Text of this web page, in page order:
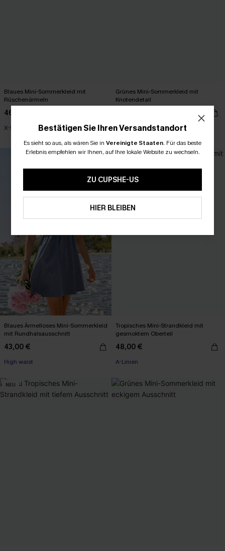
Blaues Mini-Sommerkleid mit
Rüschenärmeln
46,00 €
X-Shape
Grünes Mini-Sommerkleid mit
Knotendetail
Blaues Ärmelloses Mini-Sommerkleid
mit Rundhalsausschnitt
43,00 €
High waist
Tropisches Mini-Strandkleid mit
gesmoktem Oberteil
48,00 €
A-Linien
NEU
Bestätigen Sie Ihren Versandstandort
Es sieht so aus, als wären Sie in Vereinigte Staaten. Für das beste
Erlebnis empfehlen wir Ihnen, auf Ihre lokale Website zu wechseln.
ZU CUPSHE-US
HIER BLEIBEN